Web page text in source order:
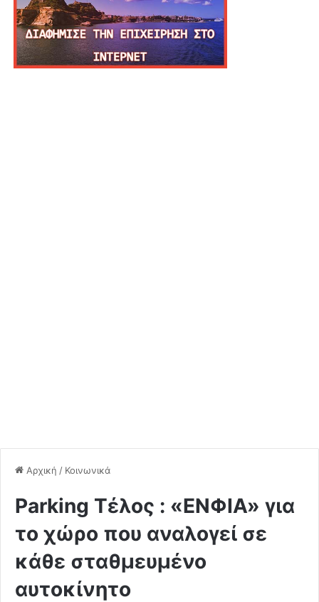
Αρχική / Κοινωνικά
Parking Τέλος : «ΕΝΦΙΑ» για
το χώρο που αναλογεί σε
κάθε σταθμευμένο
αυτοκίνητο